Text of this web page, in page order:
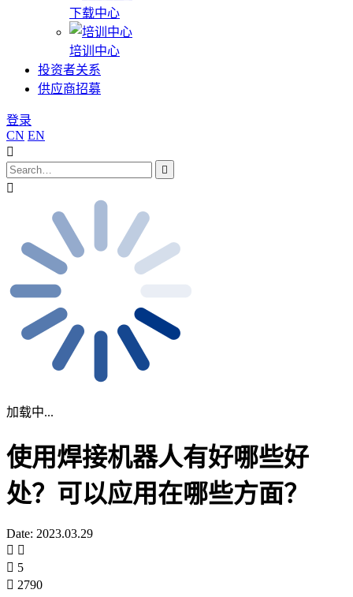
下载中心
培训中心
投资者关系
供应商招募
登录
CN EN
加载中...
使用焊接机器人有好哪些好
处？可以应用在哪些方面？
Date: 2023.03.29
5
2790